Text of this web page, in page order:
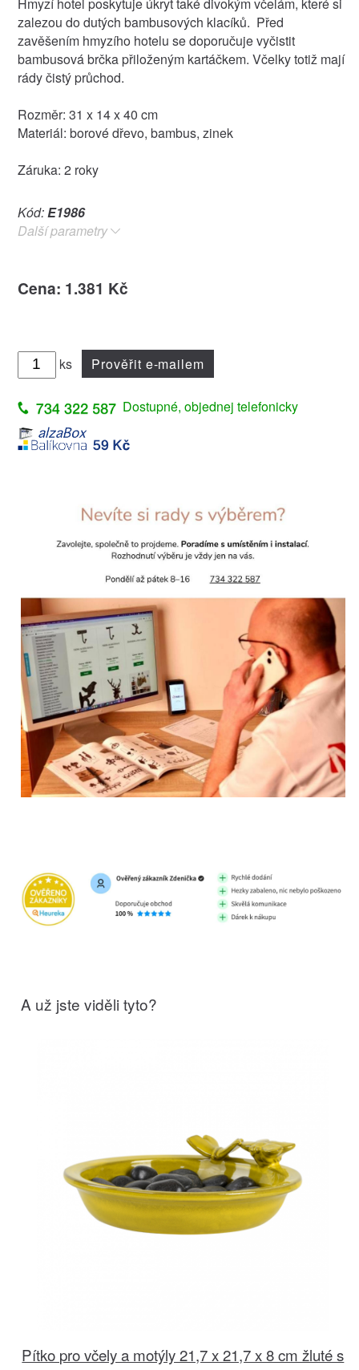
zalezou do dutých bambusových klacíků. Před
zavěšením hmyzího hotelu se doporučuje vyčistit
bambusová brčka přiloženým kartáčkem. Včelky totiž mají
rády čistý průchod.
Rozměr: 31 x 14 x 40 cm
Materiál: borové dřevo, bambus, zinek
Záruka: 2 roky
Kód: E1986
Další parametry
Cena: 1.381 Kč
ks Prověřit e-mailem
Dostupné, objednej telefonicky
A už jste viděli tyto?
Pítko pro včely a motýly 21,7 x 21,7 x 8 cm žluté s